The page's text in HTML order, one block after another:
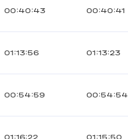
00:40:43 00:40:41
01:13:56 01:13:23
00:54:59 00:54:54
01:16:22 01:15:50